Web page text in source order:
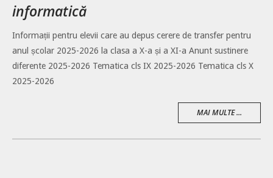
informatică
Informații pentru elevii care au depus cerere de transfer pentru
anul școlar 2025-2026 la clasa a X-a și a XI-a Anunt sustinere
diferente 2025-2026 Tematica cls IX 2025-2026 Tematica cls X
2025-2026
MAI MULTE ...